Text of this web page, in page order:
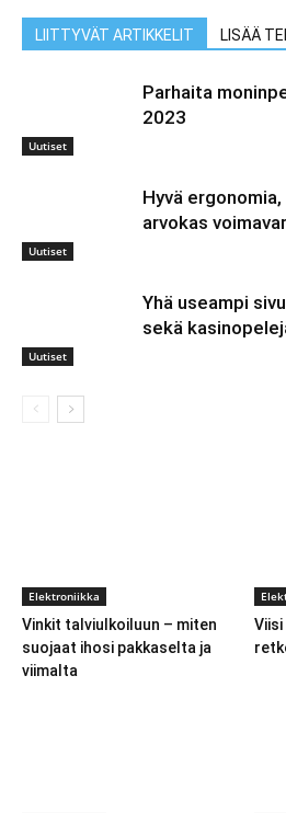
LIITTYVÄT ARTIKKELIT LISÄÄ
Uutiset
Parhaita
2023
Uutiset
Hyvä
arvokas
Uutiset
Yhä useampi
sekä
Elektroniikka
Vinkit talviulkoiluun – miten
suojaat ihosi pakkaselta ja
viimalta
Viisi